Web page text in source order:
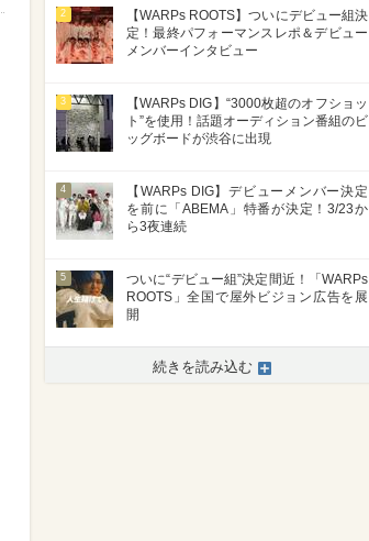
2
【WARPs ROOTS】ついにデビュー組決
定！最終パフォーマンスレポ＆デビュー
メンバーインタビュー
3
【WARPs DIG】“3000枚超のオフショッ
ト”を使用！話題オーディション番組のビ
ッグボードが渋谷に出現
4
【WARPs DIG】デビューメンバー決定
を前に「ABEMA」特番が決定！3/23か
ら3夜連続
5
ついに“デビュー組”決定間近！「WARPs
ROOTS」全国で屋外ビジョン広告を展
開
続きを読み込む